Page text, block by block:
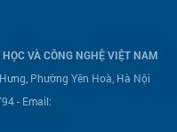
VÀ CÔNG NGHỆ VIỆT NAM
Phường Yên Hoà, Hà Nội
- Email: